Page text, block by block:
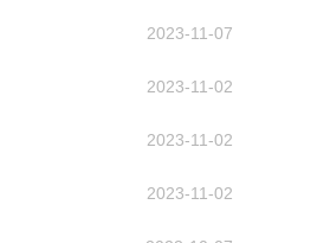
2023-11-07
2023-11-02
2023-11-02
2023-11-02